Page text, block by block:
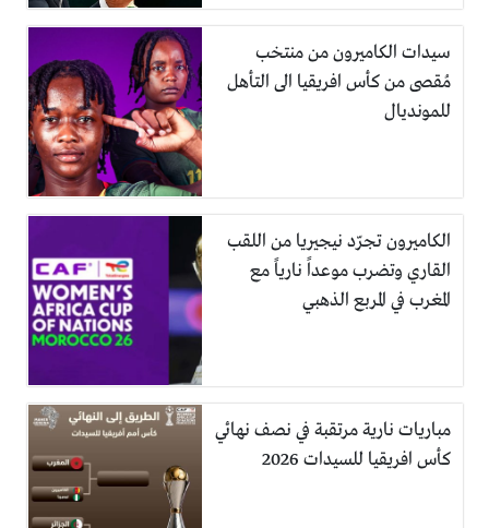
سيدات الكاميرون من منتخب
مُقصى من كأس افريقيا الى التأهل
للمونديال
الكاميرون تجرّد نيجيريا من اللقب
القاري وتضرب موعداً نارياً مع
المغرب في المربع الذهبي
مباريات نارية مرتقبة في نصف نهائي
كأس افريقيا للسيدات 2026